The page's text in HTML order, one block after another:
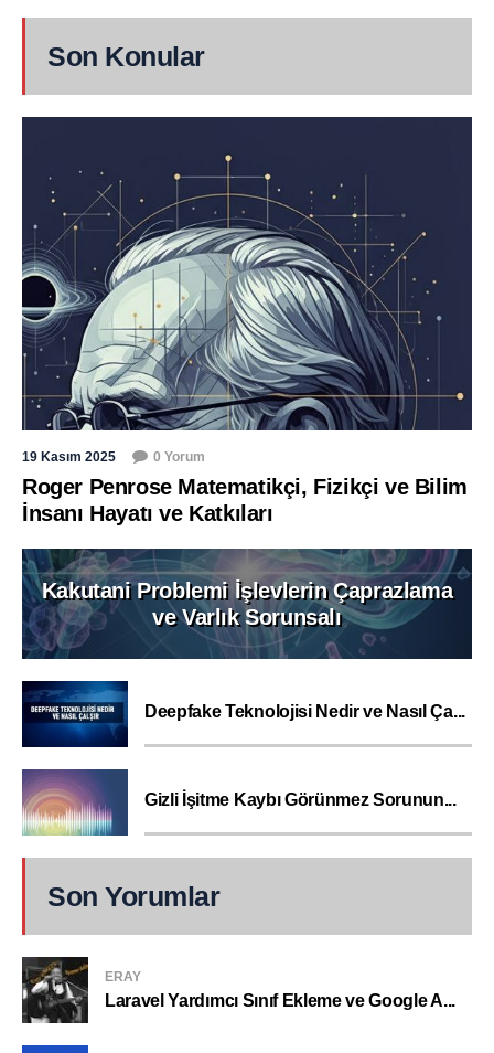
Son Konular
19 Kasım 2025 0 Yorum
Roger Penrose Matematikçi, Fizikçi ve Bilim
İnsanı Hayatı ve Katkıları
Kakutani Problemi İşlevlerin Çaprazlama
ve Varlık Sorunsalı
Deepfake Teknolojisi Nedir ve Nasıl Ça...
Gizli İşitme Kaybı Görünmez Sorunun...
Son Yorumlar
ERAY
Laravel Yardımcı Sınıf Ekleme ve Google A...